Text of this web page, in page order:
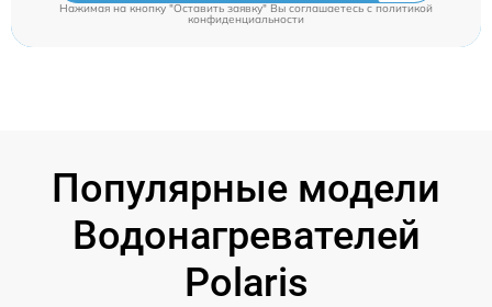
Нажимая на кнопку "Оставить заявку" Вы соглашаетесь cполитикой
конфиденциальности
Популярные модели
Водонагревателей
Polaris